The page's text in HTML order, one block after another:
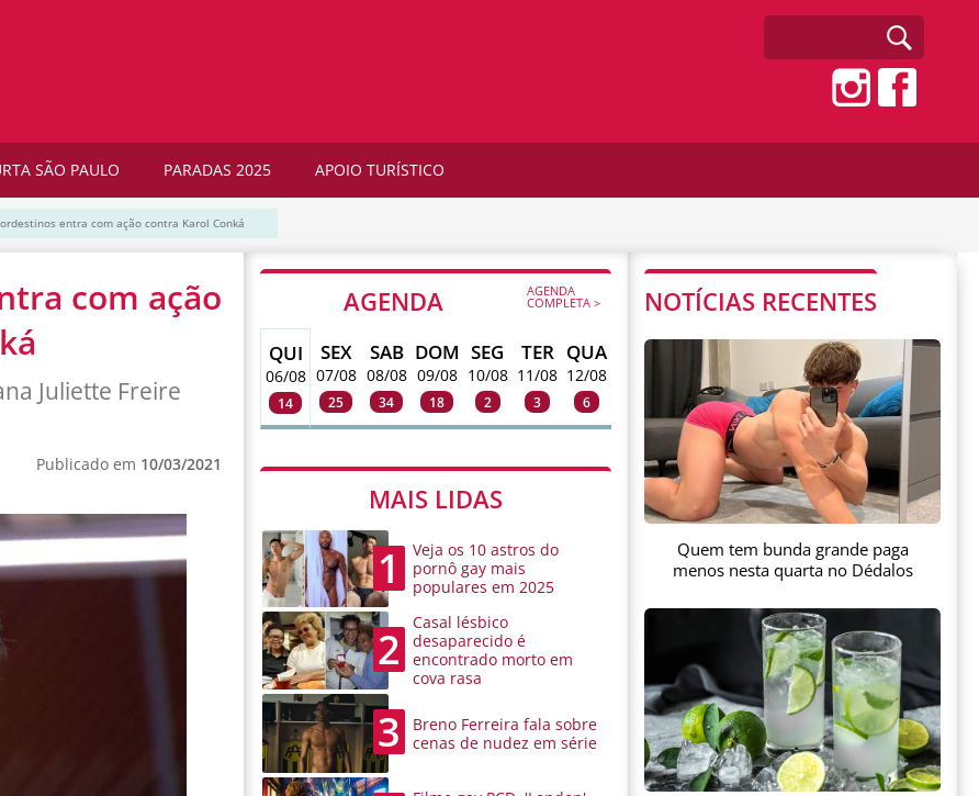
SÃO PAULO PARADAS 2025 APOIO TURÍSTICO
entra com ação contra Karol Conká
com ação
Juliette Freire
Publicado em 10/03/2021
AGENDA AGENDA
COMPLETA >
QUI
06/08
14
SEX
07/08
25
SAB
08/08
34
DOM
09/08
18
SEG
10/08
2
TER
11/08
3
QUA
12/08
6
MAIS LIDAS
1
Veja os 10 astros do
pornô gay mais
populares em 2025
2
Casal lésbico
desaparecido é
encontrado morto em
cova rasa
3
Breno Ferreira fala sobre
cenas de nudez em série
NOTÍCIAS RECENTES
Quem tem bunda grande paga
menos nesta quarta no Dédalos